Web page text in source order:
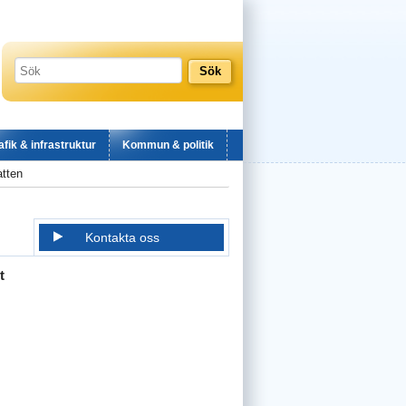
& infrastruktur Kommun & politik
Kontakta oss